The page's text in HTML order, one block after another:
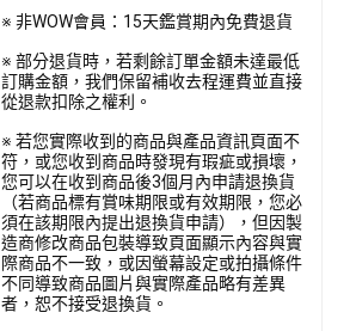
※ 非WOW會員：15天鑑賞期內免費退貨
※ 部分退貨時，若剩餘訂單金額未達最低
訂購金額，我們保留補收去程運費並直接
從退款扣除之權利。
※ 若您實際收到的商品與產品資訊頁面不
符，或您收到商品時發現有瑕疵或損壞，
您可以在收到商品後3個月內申請退換貨
（若商品標有賞味期限或有效期限，您必
須在該期限內提出退換貨申請），但因製
造商修改商品包裝導致頁面顯示內容與實
際商品不一致，或因螢幕設定或拍攝條件
不同導致商品圖片與實際產品略有差異
者，恕不接受退換貨。